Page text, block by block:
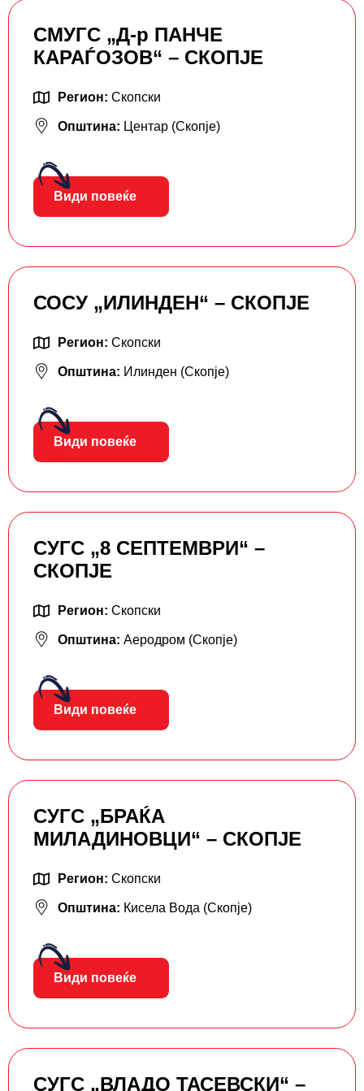
СМУГС „Д-р ПАНЧЕ
КАРАЃОЗОВ“ – СКОПЈЕ
Регион: Скопски
Општина: Центар (Скопје)
Види повеќе
СОСУ „ИЛИНДЕН“ – СКОПЈЕ
Регион: Скопски
Општина: Илинден (Скопје)
Види повеќе
СУГС „8 СЕПТЕМВРИ“ –
СКОПЈЕ
Регион: Скопски
Општина: Аеродром (Скопје)
Види повеќе
СУГС „БРАЌА
МИЛАДИНОВЦИ“ – СКОПЈЕ
Регион: Скопски
Општина: Кисела Вода (Скопје)
Види повеќе
СУГС „ВЛАДО ТАСЕВСКИ“ –